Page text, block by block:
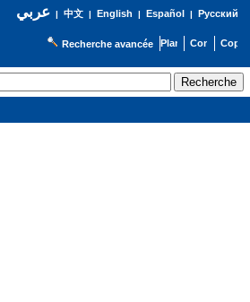
عربي| 中文| English | Español | Русский
Recherche avancée